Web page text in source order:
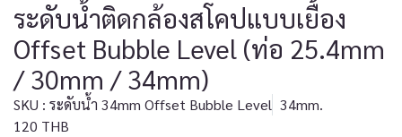
ระดับน้ำติดกล้องสโคปแบบเยื้อง
Offset Bubble Level (ท่อ 25.4mm
/ 30mm / 34mm)
SKU : ระดับน้ำ 34mm Offset Bubble Level 34mm.
120 THB